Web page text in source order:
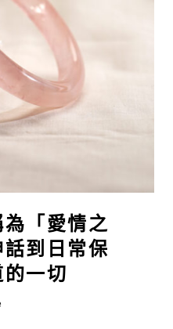
「愛情之
到日常保
一切